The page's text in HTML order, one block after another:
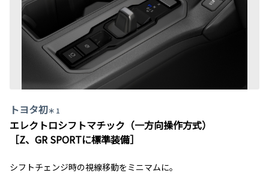
トヨタ初＊ 1
エレクトロシフトマチック（一方向操作方式）
［Z、GR SPORTに標準装備］
シフトチェンジ時の視線移動をミニマムに。